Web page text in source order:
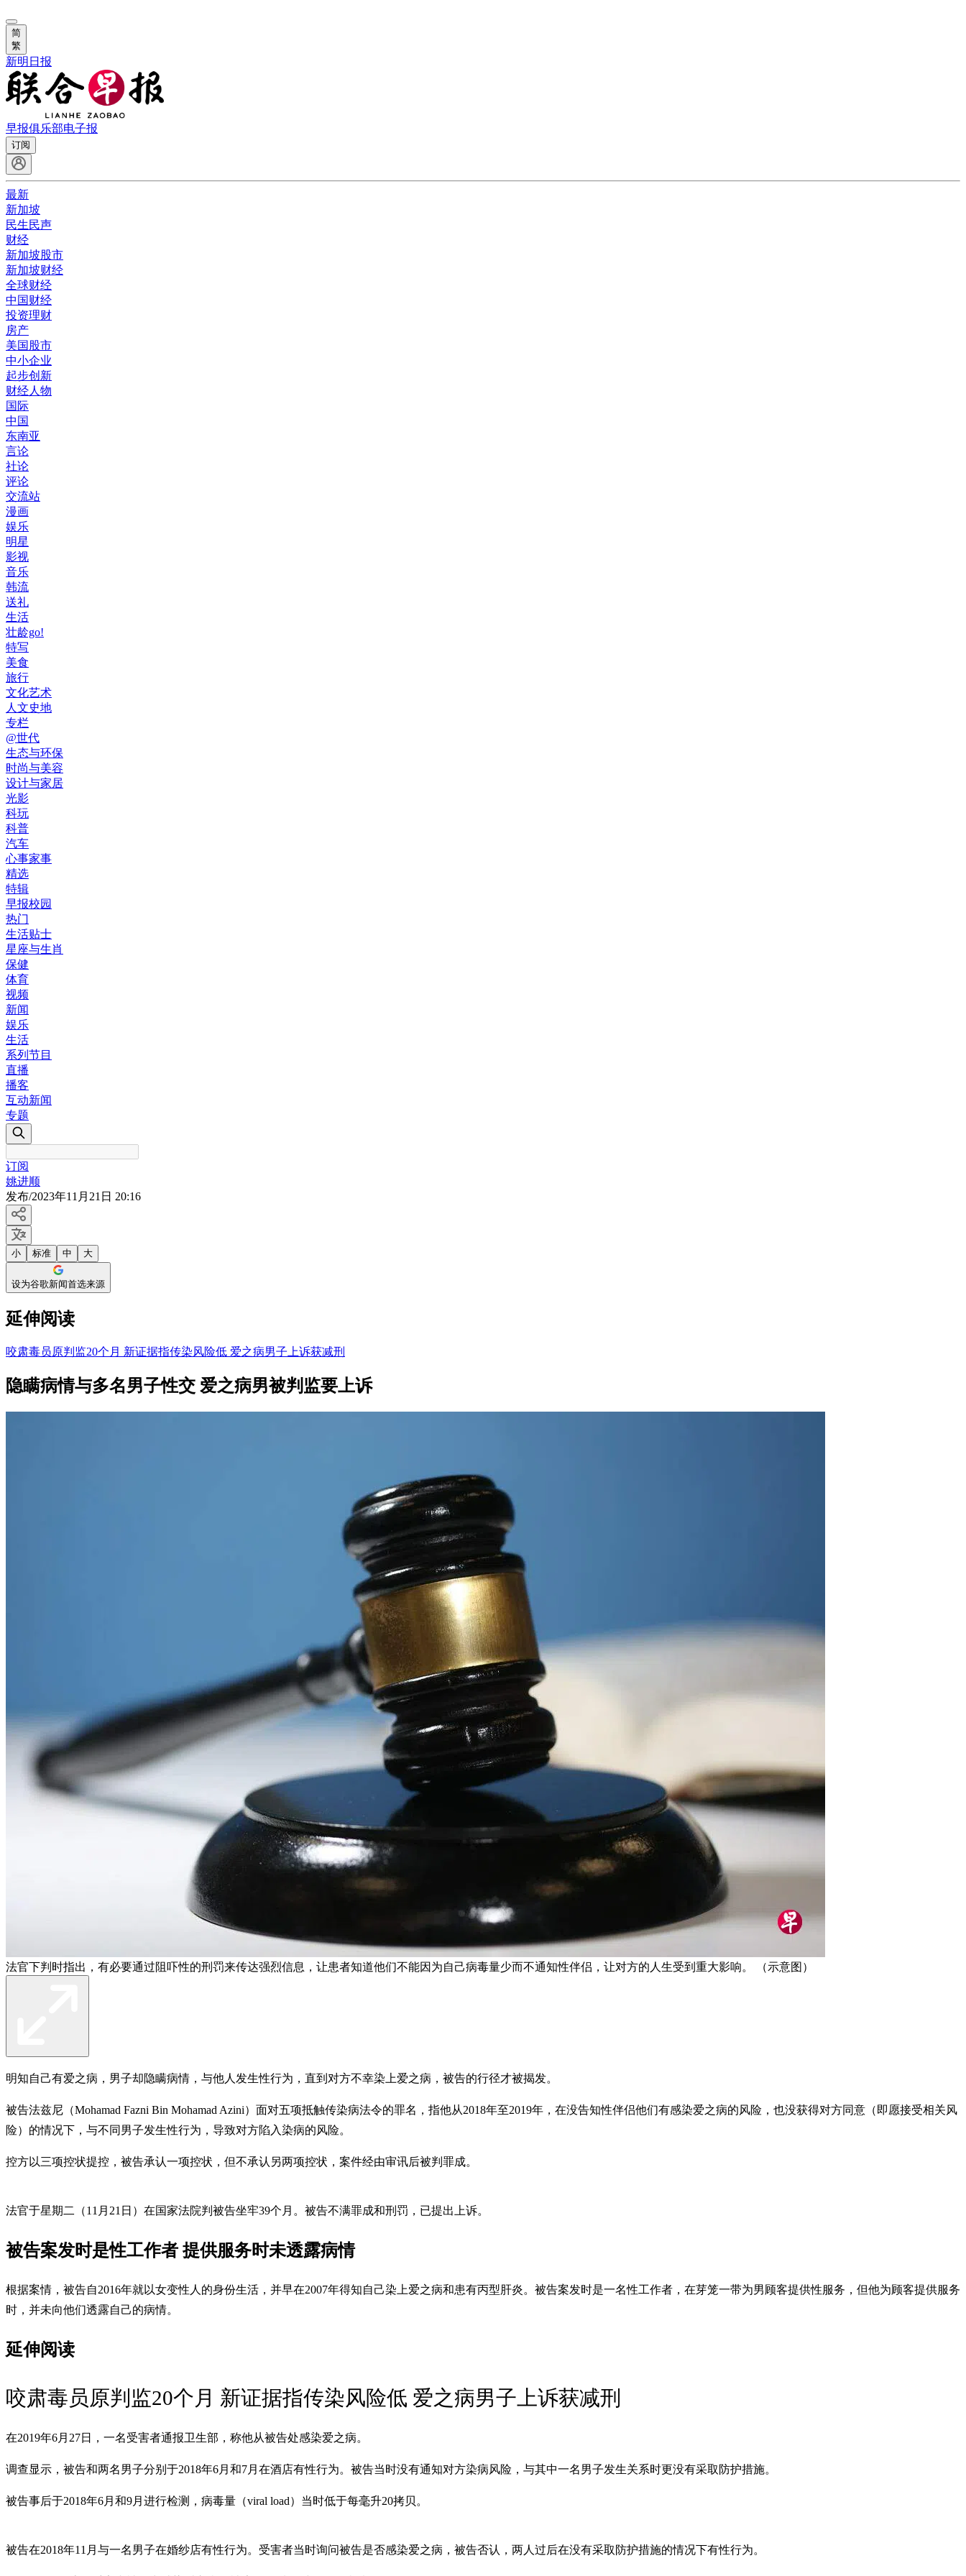
简
繁
新明日报
早报俱乐部电子报
订阅
最新
新加坡
民生民声
财经
新加坡股市
新加坡财经
全球财经
中国财经
投资理财
房产
美国股市
中小企业
起步创新
财经人物
国际
中国
东南亚
言论
社论
评论
交流站
漫画
娱乐
明星
影视
音乐
韩流
送礼
生活
壮龄go!
特写
美食
旅行
文化艺术
人文史地
专栏
@世代
生态与环保
时尚与美容
设计与家居
光影
科玩
科普
汽车
心事家事
精选
特辑
早报校园
热门
生活贴士
星座与生肖
保健
体育
视频
新闻
娱乐
生活
系列节目
直播
播客
互动新闻
专题
订阅
姚进顺
发布/2023年11月21日 20:16
小 标准 中 大
设为谷歌新闻首选来源
延伸阅读
咬肃毒员原判监20个月 新证据指传染风险低 爱之病男子上诉获减刑
隐瞒病情与多名男子性交 爱之病男被判监要上诉
法官下判时指出，有必要通过阻吓性的刑罚来传达强烈信息，让患者知道他们不能因为自己病毒量少而不通知性伴侣，让对方的人生受到重大影响。 （示意图）
明知自己有爱之病，男子却隐瞒病情，与他人发生性行为，直到对方不幸染上爱之病，被告的行径才被揭发。
被告法兹尼（Mohamad Fazni Bin Mohamad Azini）面对五项抵触传染病法令的罪名，指他从2018年至2019年，在没告知性伴侣他们有感染爱之病的风险，也没获得对方同意（即愿接受相关风
险）的情况下，与不同男子发生性行为，导致对方陷入染病的风险。
控方以三项控状提控，被告承认一项控状，但不承认另两项控状，案件经由审讯后被判罪成。
法官于星期二（11月21日）在国家法院判被告坐牢39个月。被告不满罪成和刑罚，已提出上诉。
被告案发时是性工作者 提供服务时未透露病情
根据案情，被告自2016年就以女变性人的身份生活，并早在2007年得知自己染上爱之病和患有丙型肝炎。被告案发时是一名性工作者，在芽笼一带为男顾客提供性服务，但他为顾客提供服务
时，并未向他们透露自己的病情。
延伸阅读
咬肃毒员原判监20个月 新证据指传染风险低 爱之病男子上诉获减刑
在2019年6月27日，一名受害者通报卫生部，称他从被告处感染爱之病。
调查显示，被告和两名男子分别于2018年6月和7月在酒店有性行为。被告当时没有通知对方染病风险，与其中一名男子发生关系时更没有采取防护措施。
被告事后于2018年6月和9月进行检测，病毒量（viral load）当时低于每毫升20拷贝。
被告在2018年11月与一名男子在婚纱店有性行为。受害者当时询问被告是否感染爱之病，被告否认，两人过后在没有采取防护措施的情况下有性行为。